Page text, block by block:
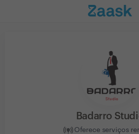
Badarro
Oferece serviços